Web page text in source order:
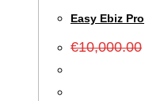
Easy Ebiz Pro
€10,000.00